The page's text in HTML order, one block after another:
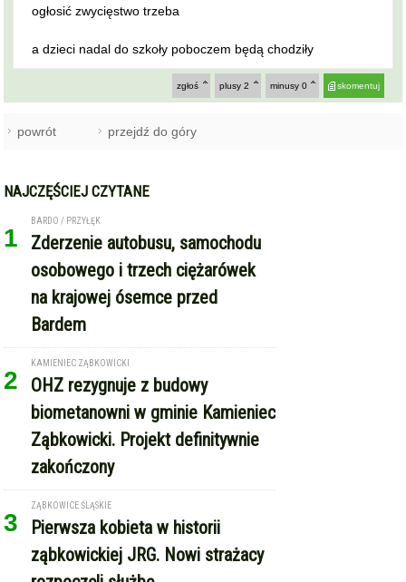
ogłosić zwycięstwo trzeba
a dzieci nadal do szkoły poboczem będą chodziły
skomentuj
minusy 0
plusy 2
zgłoś
powrót przejdź do góry
NAJCZĘŚCIEJ CZYTANE
1
BARDO / PRZYŁĘK
Zderzenie autobusu, samochodu
osobowego i trzech ciężarówek
na krajowej ósemce przed
Bardem
2
KAMIENIEC ZĄBKOWICKI
OHZ rezygnuje z budowy
biometanowni w gminie Kamieniec
Ząbkowicki. Projekt definitywnie
zakończony
3
ZĄBKOWICE ŚLĄSKIE
Pierwsza kobieta w historii
ząbkowickiej JRG. Nowi strażacy